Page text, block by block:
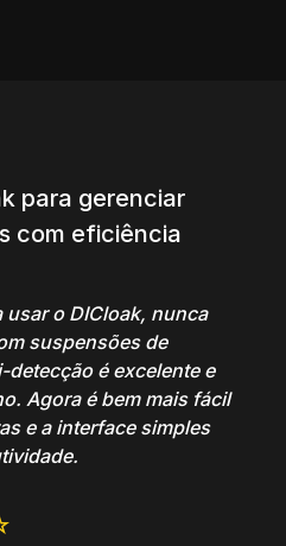
para gerenciar
com eficiência
usar o DICloak, nunca
suspensões de
é excelente e
Agora é bem mais fácil
e a interface simples